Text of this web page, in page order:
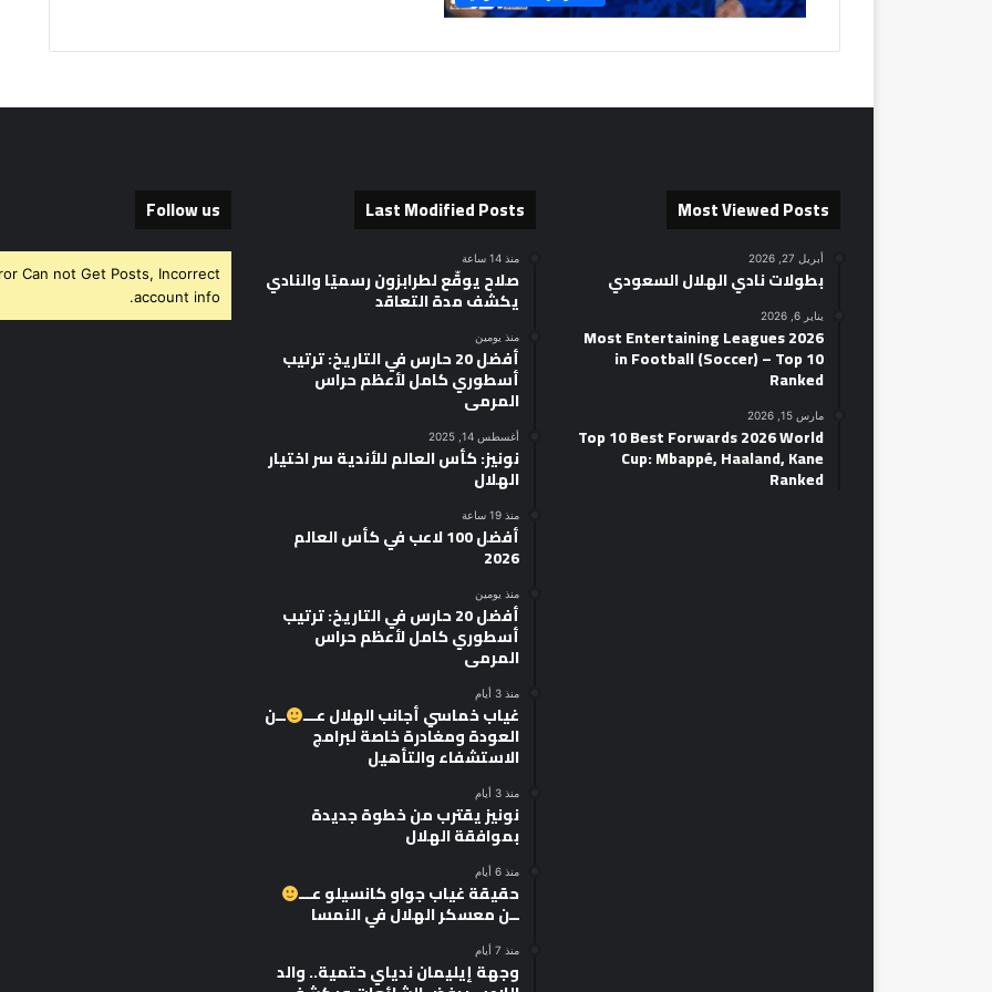
Most Viewed Posts
أبريل 27, 2026
بطولات نادي الهلال السعودي
يناير 6, 2026
2026 Most Entertaining Leagues
in Football (Soccer) – Top 10
Ranked
مارس 15, 2026
Top 10 Best Forwards 2026 World
Cup: Mbappé, Haaland, Kane
Ranked
Last Modified Posts
منذ 14 ساعة
صلاح يوقّع لطرابزون رسميًا والنادي
يكشف مدة التعاقد
منذ يومين
أفضل 20 حارس في التاريخ: ترتيب
أسطوري كامل لأعظم حراس
المرمى
أغسطس 14, 2025
نونيز: كأس العالم للأندية سر اختيار
الهلال
منذ 19 ساعة
أفضل 100 لاعب في كأس العالم
2026
منذ يومين
أفضل 20 حارس في التاريخ: ترتيب
أسطوري كامل لأعظم حراس
المرمى
منذ 3 أيام
غياب خماسي أجانب الهلال عـــ ــن
العودة ومغادرة خاصة لبرامج
الاستشفاء والتأهيل
منذ 3 أيام
نونيز يقترب من خطوة جديدة
بموافقة الهلال
منذ 6 أيام
حقيقة غياب جواو كانسيلو عـــ
ــن معسكر الهلال في النمسا
منذ 7 أيام
وجهة إيليمان ندياي حتمية.. والد
Follow us
Can not Get Posts, Incorrect
account info.